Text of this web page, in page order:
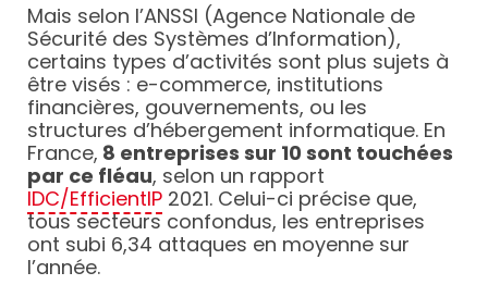
Mais selon l’ANSSI (Agence Nationale de
Sécurité des Systèmes d’Information),
certains types d’activités sont plus sujets à
être visés : e-commerce, institutions
financières, gouvernements, ou les
structures d’hébergement informatique. En
France, 8 entreprises sur 10 sont touchées
par ce fléau, selon un rapport
IDC/EfficientIP 2021. Celui-ci précise que,
tous secteurs confondus, les entreprises
ont subi 6,34 attaques en moyenne sur
l’année.